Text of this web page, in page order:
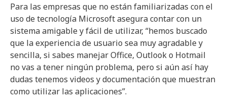
Para las empresas que no están familiarizadas con el
uso de tecnología Microsoft asegura contar con un
sistema amigable y fácil de utilizar, “hemos buscado
que la experiencia de usuario sea muy agradable y
sencilla, si sabes manejar Office, Outlook o Hotmail
no vas a tener ningún problema, pero si aún así hay
dudas tenemos videos y documentación que muestran
como utilizar las aplicaciones”.